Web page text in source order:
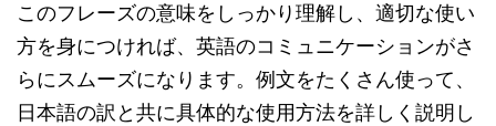
このフレーズの意味をしっかり理解し、適切な使い
方を身につければ、英語のコミュニケーションがさ
らにスムーズになります。例文をたくさん使って、
日本語の訳と共に具体的な使用方法を詳しく説明し